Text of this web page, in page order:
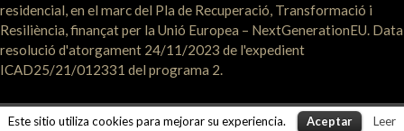
residencial, en el marc del Pla de Recuperació, Transformació i
Resiliència, finançat per la Unió Europea – NextGenerationEU. Data
resolució d'atorgament 24/11/2023 de l'expedient
ICAD25/21/012331 del programa 2.
Este sitio utiliza cookies para mejorar su experiencia. Aceptar Leer